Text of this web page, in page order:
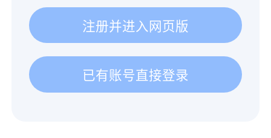
注册并进入网页版
已有账号直接登录